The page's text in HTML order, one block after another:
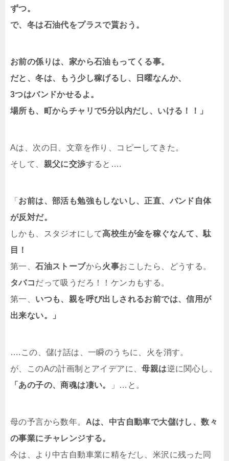
ずつ。
で、冬は石油代をプラスで貰おう。
お前の係りは、家から石油もってくる事。
だと、冬は、もう少し稼げるし、日曜なんか、
3つはバンドかせるよ。
場所も、町からチャリで5分以内だし、いける！！」
Aは、次の日、文章を作り、コピーしてきた。
そして、 親父に交渉すると….
「 お前は、部活も勉強もしないし、正直、バンド自体
が反対だ。
しかも、スタジオにして高校生が金を稼ぐなんて、駄
目！
第一、石油ストーブから火事おこしたら、どうする。
タバコだって吸うだろ！！ケンカもする。
第一、 いつも、親を呼び出しされるお前では、信用が
出来ない。」
….この、儲け話は、一瞬のうちに、火を消す。
が、このAの計画制とアイデアに、母親は逆に関心し、
「あの子の、商魂は凄い。
」…と。
母の予言から数年。 Aは、中古自動車で大儲けし、数々
の事業にチャレンジする。
今は、より中古自動車業に精をだし、米沢に残った同